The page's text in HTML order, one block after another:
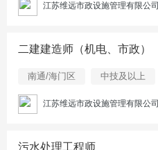
江苏维远市政设施管理有限公司
二建建造师（机电、市政）
南通/海门区 中技及以上
江苏维远市政设施管理有限公司
污水处理工程师